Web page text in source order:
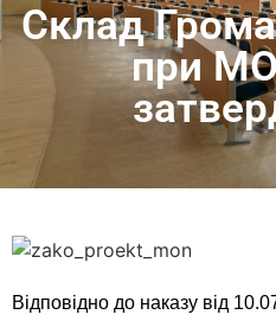
Склад
при
Відповідно до наказу від